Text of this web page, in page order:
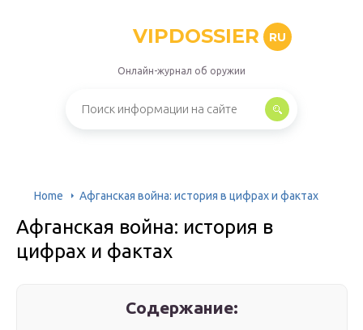
VIPDOSSIER RU
Онлайн-журнал об оружии
Home Афганская война: история в цифрах и фактах
Афганская война: история в
цифрах и фактах
Содержание: